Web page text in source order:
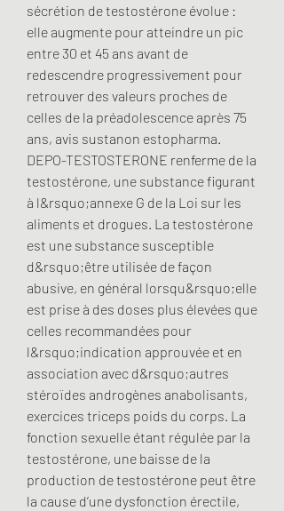
sécrétion de testostérone évolue :
elle augmente pour atteindre un pic
entre 30 et 45 ans avant de
redescendre progressivement pour
retrouver des valeurs proches de
celles de la préadolescence après 75
ans, avis sustanon estopharma.
DEPO-TESTOSTERONE renferme de la
testostérone, une substance figurant
à l&rsquo;annexe G de la Loi sur les
aliments et drogues. La testostérone
est une substance susceptible
d&rsquo;être utilisée de façon
abusive, en général lorsqu&rsquo;elle
est prise à des doses plus élevées que
celles recommandées pour
l&rsquo;indication approuvée et en
association avec d&rsquo;autres
stéroïdes androgènes anabolisants,
exercices triceps poids du corps. La
fonction sexuelle étant régulée par la
testostérone, une baisse de la
production de testostérone peut être
la cause d’une dysfonction érectile,